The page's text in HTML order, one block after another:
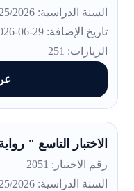
السنة الدراسية: 2025/2026
تاريخ الإضافة: 29-06-2026
الزيارات: 251
الاختبار التاسع "
رقم الاختبار: 2051
السنة الدراسية: 2025/2026